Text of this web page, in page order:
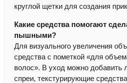
круглой щетки для создания
Какие средства помогают
пышными?
Для визуального увеличения
средства с пометкой «для
волос». В уход можно добавить
спреи, текстурирующие